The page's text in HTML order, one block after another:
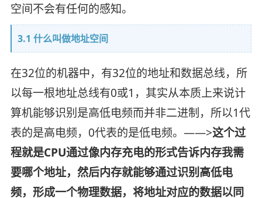
空间不会有任何的感知。
3.1 什么叫做地址空间
在32位的机器中，有32位的地址和数据总线，所
以每一根地址总线有0或1，其实从本质上来说计
算机能够识别是高低电频而并非二进制，所以1代
表的是高电频，0代表的是低电频。——>这个过
程就是CPU通过像内存充电的形式告诉内存我需
要哪个地址，然后内存就能够通过识别高低电
频，形成一个物理数据，将地址对应的数据以同